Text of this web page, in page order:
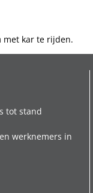
met kar te rijden.
tot stand
werknemers in